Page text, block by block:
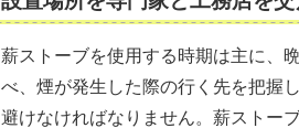
薪ストーブを使用する時期は主に、
べ、煙が発生した際の行く先を把握
避けなければなりません。薪ストー